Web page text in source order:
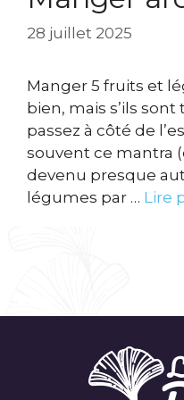
28 juillet 2025
Manger 5 fruits et
bien, mais s’ils
passez à côté de
souvent ce mantra
devenu presque
légumes par … Lire